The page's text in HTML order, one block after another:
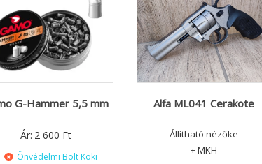
G-Hammer 5,5 mm
Ár: 2 600 Ft
Önvédelmi Bolt Köki
Alfa ML041 Cerakote
Állítható nézőke
+ MKH